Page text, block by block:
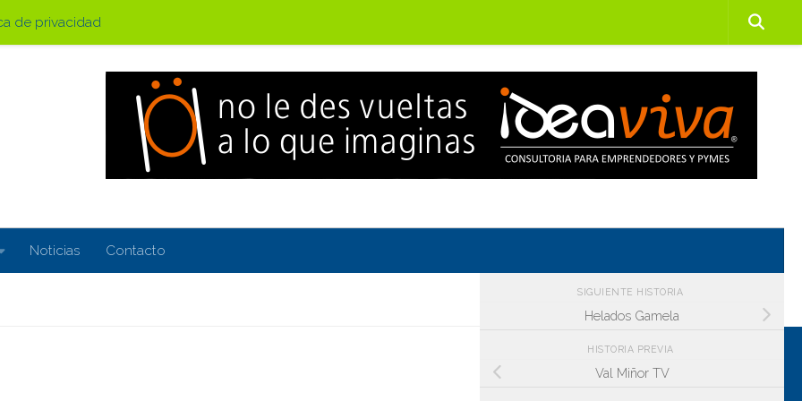
de privacidad
Noticias Contacto
SIGUIENTE HISTORIA
Helados Gamela
HISTORIA PREVIA
Val Miñor TV